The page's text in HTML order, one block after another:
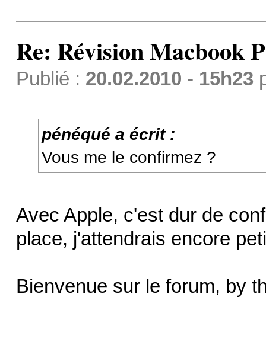
Re: Révision Macbook
Publié : 20.02.2010 - 15h23
pénéqué a écrit :
Vous me le confirmez ?
Avec Apple, c'est dur de
place, j'attendrais encore
Bienvenue sur le forum, by